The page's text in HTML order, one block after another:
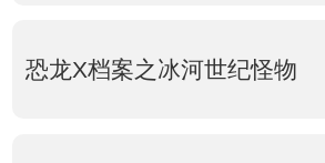
恐龙X档案之冰河世纪怪物